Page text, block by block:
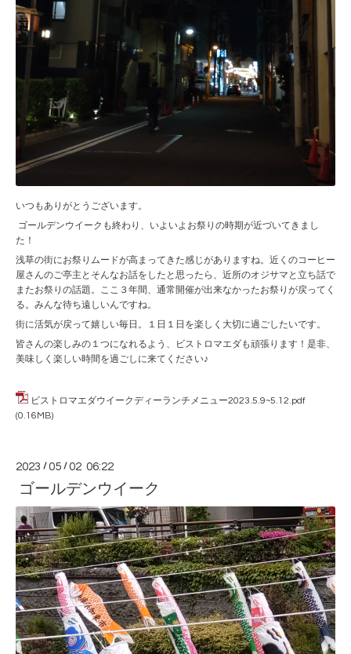
いつもありがとうございます。
ゴールデンウイークも終わり、いよいよお祭りの時期が近づいてきまし
た！
浅草の街にお祭りムードが高まってきた感じがありますね。近くのコーヒー
屋さんのご亭主とそんなお話をしたと思ったら、近所のオジサマと立ち話で
またお祭りの話題。ここ３年間、通常開催が出来なかったお祭りが戻ってく
る。みんな待ち遠しいんですね。
街に活気が戻って嬉しい毎日。１日１日を楽しく大切に過ごしたいです。
皆さんの楽しみの１つになれるよう、ビストロマエダも頑張ります！是非、
美味しく楽しい時間を過ごしに来てください♪
ビストロマエダウイークディーランチメニュー2023.5.9~5.12.pdf
(0.16MB)
2023 /05 /02 06:22
ゴールデンウイーク